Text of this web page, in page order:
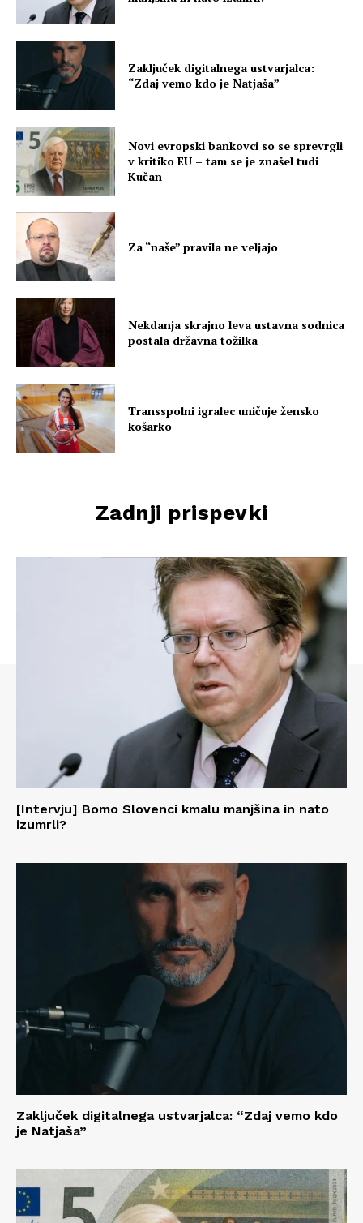
Zaključek digitalnega ustvarjalca:
“Zdaj vemo kdo je Natjaša”
Novi evropski bankovci so se sprevrgli
v kritiko EU – tam se je znašel tudi
Kučan
Za “naše” pravila ne veljajo
Nekdanja skrajno leva ustavna sodnica
postala državna tožilka
Transspolni igralec uničuje žensko
košarko
Zadnji prispevki
[Intervju] Bomo Slovenci kmalu manjšina in nato
izumrli?
Zaključek digitalnega ustvarjalca: “Zdaj vemo kdo
je Natjaša”